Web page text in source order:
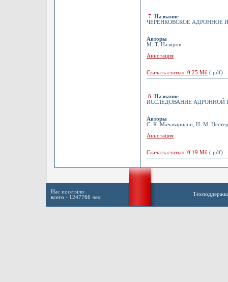
7 Название
ЧЕРЕНКОВСКОЕ АДРОННОЕ
Авторы
М. Т. Назиров
Аннотация
Скачать статью 0.25 Мб (.pdf)
8
Название
ИССЛЕДОВАНИЕ АДРОННОЙ
Авторы
С. К. Мачавариани, Н. М.
Аннотация
Скачать статью 0.19 Мб (.pdf)
Нас посетило:
всего - 1247766 чел.